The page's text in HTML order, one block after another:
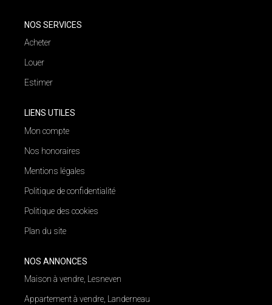
NOS SERVICES
Acheter
Louer
Estimer
LIENS UTILES
Mon compte
Nos honoraires
Mentions légales
Politique de confidentialité
Politique des cookies
Plan du site
NOS ANNONCES
Maison à vendre, Lesneven
Appartement à vendre, Landerneau